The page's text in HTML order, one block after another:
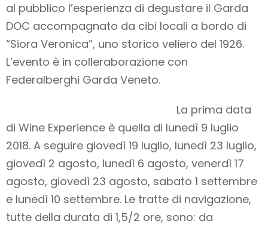
al pubblico l’esperienza di degustare il Garda
DOC accompagnato da cibi locali a bordo di
“Siora Veronica”, uno storico veliero del 1926.
L’evento è in colleraborazione con
Federalberghi Garda Veneto.
La prima data
di Wine Experience è quella di lunedì 9 luglio
2018. A seguire giovedì 19 luglio, lunedì 23 luglio,
giovedì 2 agosto, lunedì 6 agosto, venerdì 17
agosto, giovedì 23 agosto, sabato 1 settembre
e lunedì 10 settembre. Le tratte di navigazione,
tutte della durata di 1,5/2 ore, sono: da